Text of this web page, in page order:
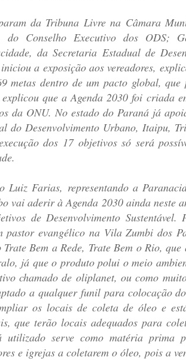
da Tribuna Livre na Câmara
do Conselho Executivo dos ODS;
da Secretaria Estadual de
a exposição aos vereadores,
metas dentro de um pacto global,
explicou que a Agenda 2030 foi criada
da ONU. No estado do Paraná já
do Desenvolvimento Urbano, Itaipu,
dos 17 objetivos só será
Luiz Farias, representando a
vai aderir à Agenda 2030 ainda neste
de Desenvolvimento
pastor evangélico na Vila Zumbi dos
Trate Bem a Rede, Trate Bem o Rio,
já que o produto polui o meio
chamado de oliplanet, ou como
a qualquer funil para colocação
os locais de coleta de óleo e
que terão locais adequados para
utilizado serve como matéria prima
e igrejas a coletarem o óleo, pois a